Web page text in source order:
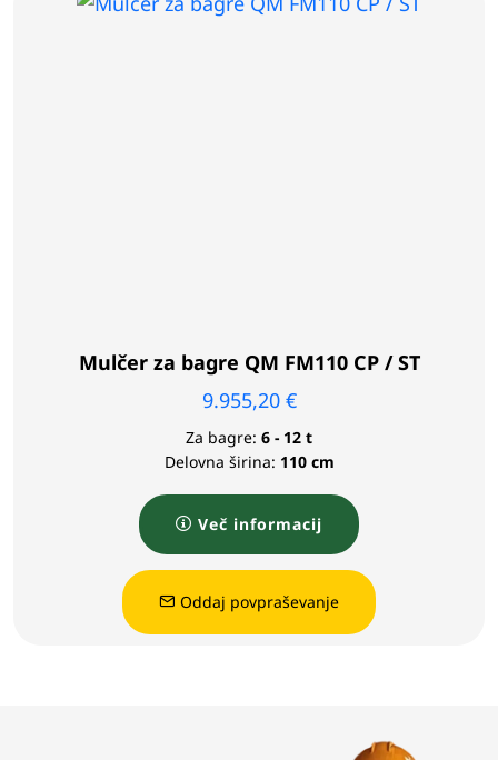
Mulčer za bagre QM FM110 CP / ST
9.955,20 €
Za bagre: 6 - 12 t
Delovna širina: 110 cm
Več informacij
Oddaj povpraševanje